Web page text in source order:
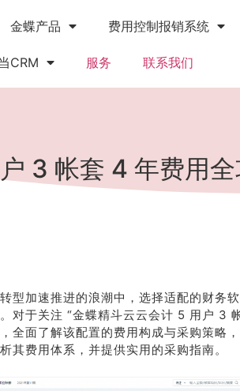
金蝶产品 费用控制报销系统
CRM 服务 联系我们
3 帐套 4 年费用
型加速推进的浪潮中，选择适配的财务
对于关注 “金蝶精斗云云会计 5 用户 3
全面了解该配置的费用构成与采购策略
其费用体系，并提供实用的采购指南。